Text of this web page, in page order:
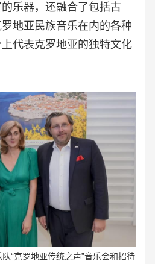
乐器，还融合了包括古
地亚民族音乐在内的各种
代表克罗地亚的独特文化
“克罗地亚传统之声”音乐会和招待